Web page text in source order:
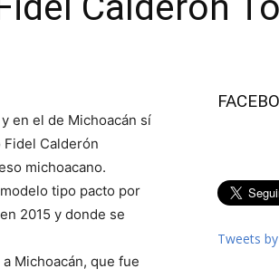
en el de Michoacán sí
Calderón
michoacano.
tipo pacto por
2015 y donde se
Michoacán, que fue
Tweets